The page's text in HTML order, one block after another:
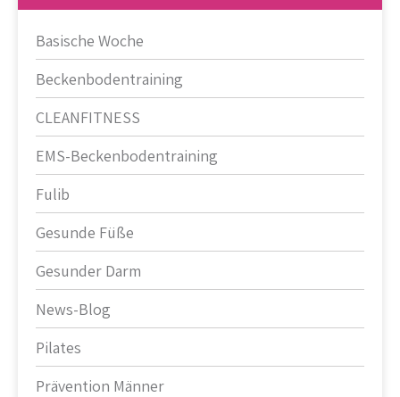
Basische Woche
Beckenbodentraining
CLEANFITNESS
EMS-Beckenbodentraining
Fulib
Gesunde Füße
Gesunder Darm
News-Blog
Pilates
Prävention Männer